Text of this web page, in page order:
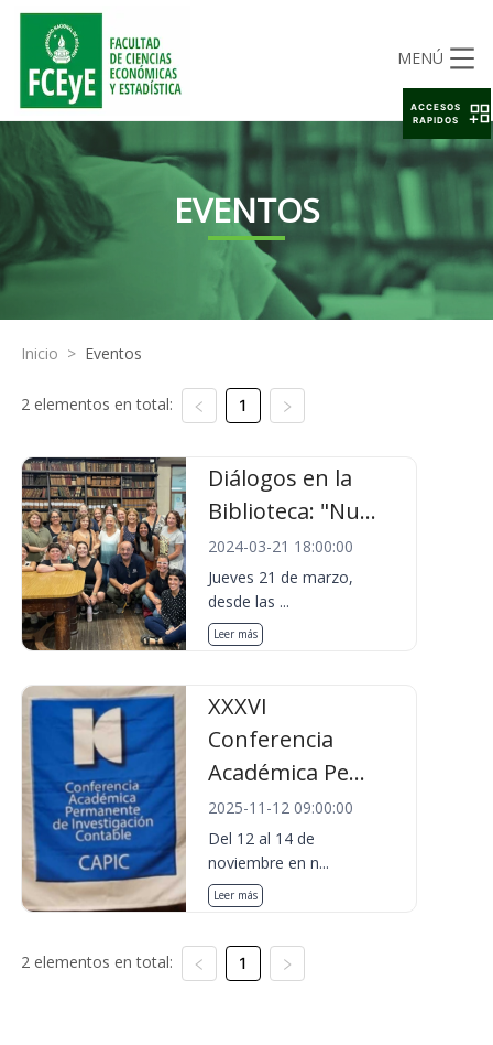
MENÚ
EVENTOS
Inicio > Eventos
2 elementos en total: 1
Diálogos en la
Biblioteca: "Nu...
2024-03-21 18:00:00
Jueves 21 de marzo,
desde las ...
Leer más
XXXVI
Conferencia
Académica Pe...
2025-11-12 09:00:00
Del 12 al 14 de
noviembre en n...
Leer más
2 elementos en total: 1
ACCESOS
RAPIDOS